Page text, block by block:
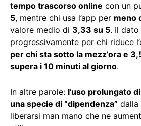
tempo trascorso online con un
5, mentre chi usa l’app per meno
valore medio di 3,33 su 5. Il
progressivamente per chi riduce
per chi sta sotto la mezz’ora e
supera i 10 minuti al giorno.
In altre parole: l’uso prolungato
una specie di “dipendenza” dalla
liberarsi man mano che ne